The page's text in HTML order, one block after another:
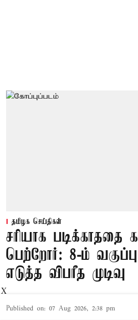
தமிழக செய்திகள்
சரியாக படிக்காததை
பெற்றோர்: 8-ம்
எடுத்த விபரீத முடிவு
Published on: 07 Aug 2026, 2:38 pm
X